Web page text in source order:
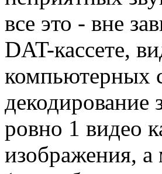
все это - вне
DAT-кассете,
компьютерных
декодирование
ровно 1 видео
изображения,